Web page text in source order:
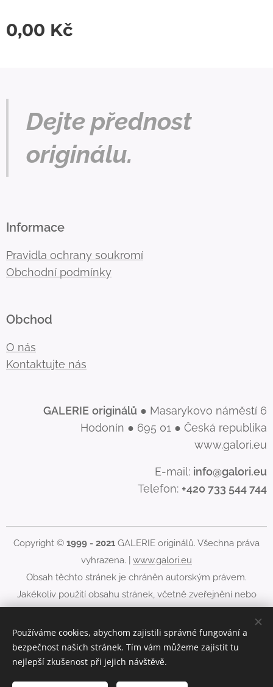
0,00 Kč
Dejte přednost
originálu.
Informace
Pravidla ochrany soukromí
Obchodní podmínky
Obchod
O nás
Kontaktujte nás
GALERIE originálů ● Masarykovo náměstí 6
Hodonín ● 695 01 ● Česká republika
www.galori.eu
E-mail: info@galori.eu
Telefon: +420 733 544 744
Copyright © 1999 - 2021 GALERIE originálů. Všechna práva
vyhrazena. | www.galori.eu
Obsah těchto stránek je chráněn autorským právem.
Jakékoliv použití obsahu stránek, včetně zveřejnění nebo
GALERIE originálů zakázáno.
Cookies
Používáme cookies, abychom zajistili správné fungování a
bezpečnost našich stránek. Tím vám můžeme zajistit tu
nejlepší zkušenost při jejich návštěvě.